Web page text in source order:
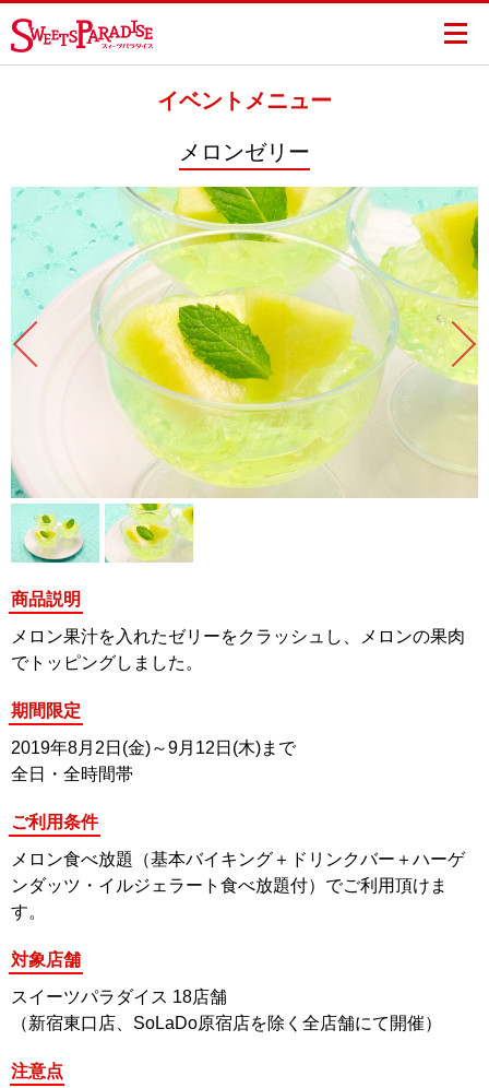
イベントメニュー
メロンゼリー
商品説明
メロン果汁を入れたゼリーをクラッシュし、メロンの果肉
でトッピングしました。
期間限定
2019年8月2日(金)～9月12日(木)まで
全日・全時間帯
ご利用条件
メロン食べ放題（基本バイキング＋ドリンクバー＋ハーゲ
ンダッツ・イルジェラート食べ放題付）でご利用頂けま
す。
対象店舗
スイーツパラダイス 18店舗
（新宿東口店、SoLaDo原宿店を除く全店舗にて開催）
注意点